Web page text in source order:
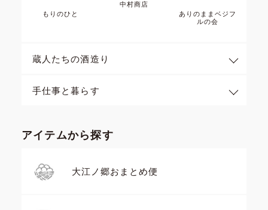
もりのひと
中村商店
ありのままベジフ
ルの会
蔵人たちの酒造り
手仕事と暮らす
アイテムから探す
大江ノ郷おまとめ便